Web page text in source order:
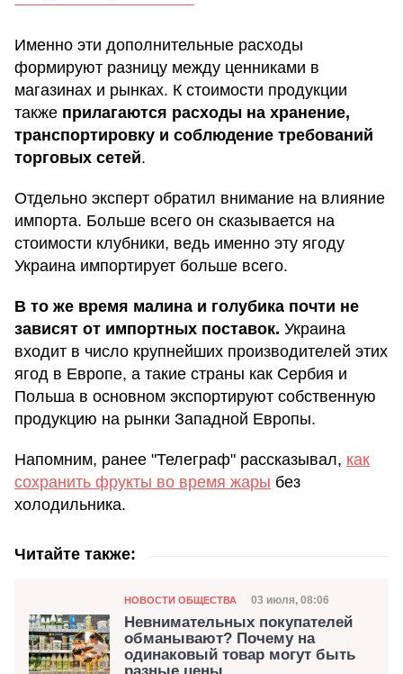
Именно эти дополнительные расходы
формируют разницу между ценниками в
магазинах и рынках. К стоимости продукции
также прилагаются расходы на хранение,
транспортировку и соблюдение требований
торговых сетей.
Отдельно эксперт обратил внимание на влияние
импорта. Больше всего он сказывается на
стоимости клубники, ведь именно эту ягоду
Украина импортирует больше всего.
В то же время малина и голубика почти не
зависят от импортных поставок. Украина
входит в число крупнейших производителей этих
ягод в Европе, а такие страны как Сербия и
Польша в основном экспортируют собственную
продукцию на рынки Западной Европы.
Напомним, ранее "Телеграф" рассказывал, как
сохранить фрукты во время жары без
холодильника.
Читайте также:
Категория
НОВОСТИ ОБЩЕСТВА Дата публикации
03 июля, 08:06
Невнимательных покупателей
обманывают? Почему на
одинаковый товар могут быть